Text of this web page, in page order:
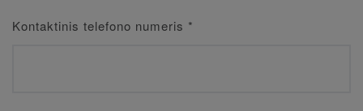
Kontaktinis telefono numeris *